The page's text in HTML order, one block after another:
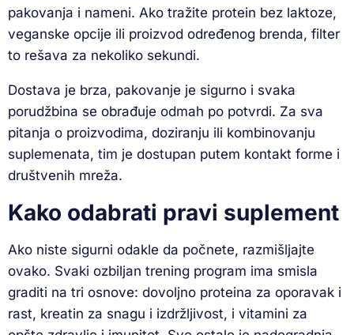
pakovanja i nameni. Ako tražite protein bez laktoze,
veganske opcije ili proizvod određenog brenda, filter
to rešava za nekoliko sekundi.
Dostava je brza, pakovanje je sigurno i svaka
porudžbina se obrađuje odmah po potvrdi. Za sva
pitanja o proizvodima, doziranju ili kombinovanju
suplemenata, tim je dostupan putem kontakt forme i
društvenih mreža.
Kako odabrati pravi suplement
Ako niste sigurni odakle da počnete, razmišljajte
ovako. Svaki ozbiljan trening program ima smisla
graditi na tri osnove: dovoljno proteina za oporavak i
rast, kreatin za snagu i izdržljivost, i vitamini za